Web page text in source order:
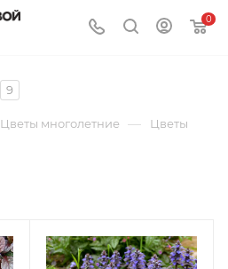
0
9
Цветы многолетние — Цветы